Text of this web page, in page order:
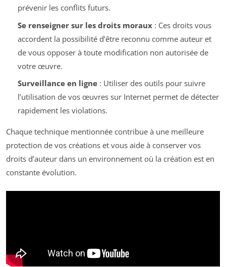
prévenir les conflits futurs.
Se renseigner sur les droits moraux: Ces droits vous
accordent la possibilité d’être reconnu comme auteur et
de vous opposer à toute modification non autorisée de
votre œuvre.
Surveillance en ligne: Utiliser des outils pour suivre
l’utilisation de vos œuvres sur Internet permet de détecter
rapidement les violations.
Chaque technique mentionnée contribue à une meilleure
protection de vos créations et vous aide à conserver vos
droits d’auteur dans un environnement où la création est en
constante évolution.